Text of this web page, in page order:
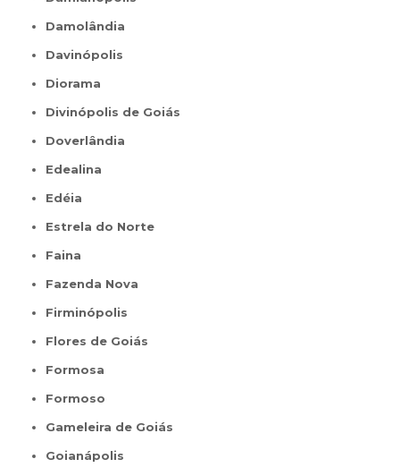
Damolândia
Davinópolis
Diorama
Divinópolis de Goiás
Doverlândia
Edealina
Edéia
Estrela do Norte
Faina
Fazenda Nova
Firminópolis
Flores de Goiás
Formosa
Formoso
Gameleira de Goiás
Goianápolis